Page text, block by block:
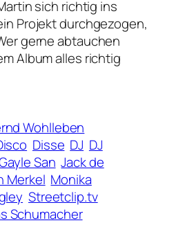
sich richtig ins
Projekt durchgezogen,
gerne abtauchen
Album alles richtig
Wohlleben
Disse DJ DJ
San Jack de
Merkel Monika
Streetclip.tv
Schumacher